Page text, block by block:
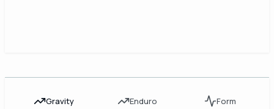
Gravity Enduro Form